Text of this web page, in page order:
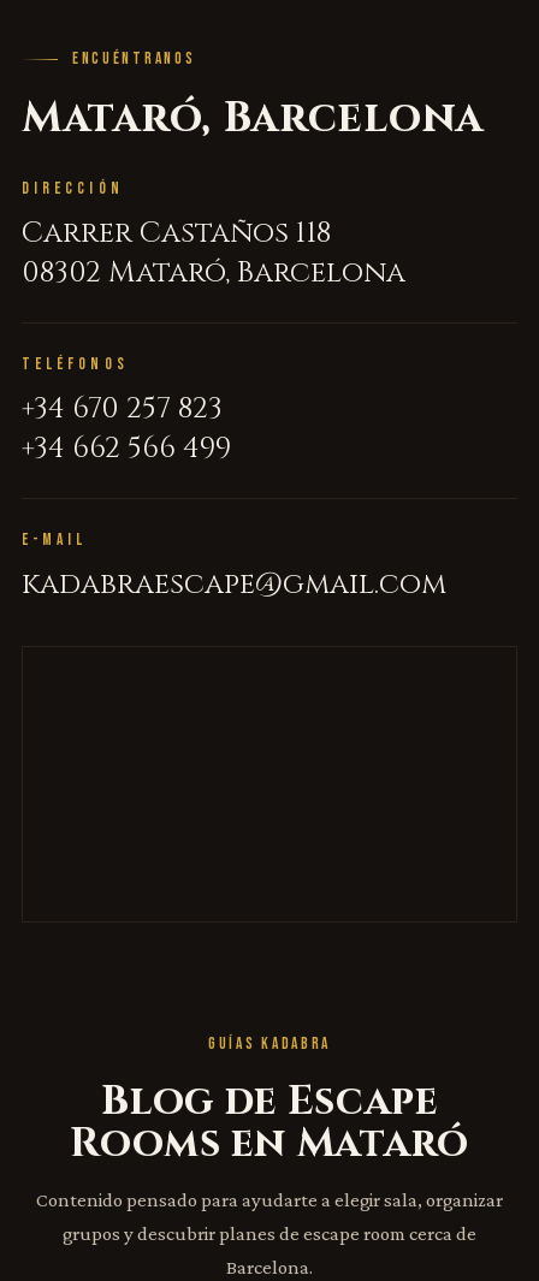
ENCUÉNTRANOS
Mataró, Barcelona
DIRECCIÓN
Carrer Castaños 118
08302 Mataró, Barcelona
TELÉFONOS
+34 670 257 823
+34 662 566 499
E-MAIL
kadabraescape@gmail.com
GUÍAS KADABRA
Blog de Escape
Rooms en Mataró
Contenido pensado para ayudarte a elegir sala, organizar
grupos y descubrir planes de escape room cerca de
Barcelona.